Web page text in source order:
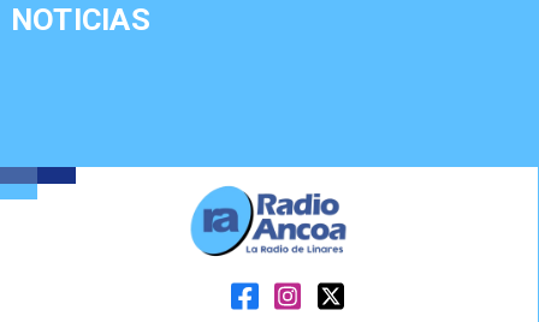
NOTICIAS